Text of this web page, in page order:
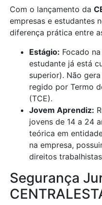
Com o lançamento da
empresas e estudantes
diferença prática entre
Estágio: Focado
estudante já está
superior). Não
regido por Termo
(TCE).
Jovem Aprendiz:
jovens de 14 a 24
teórica em
na empresa,
direitos trabalhistas
Segurança